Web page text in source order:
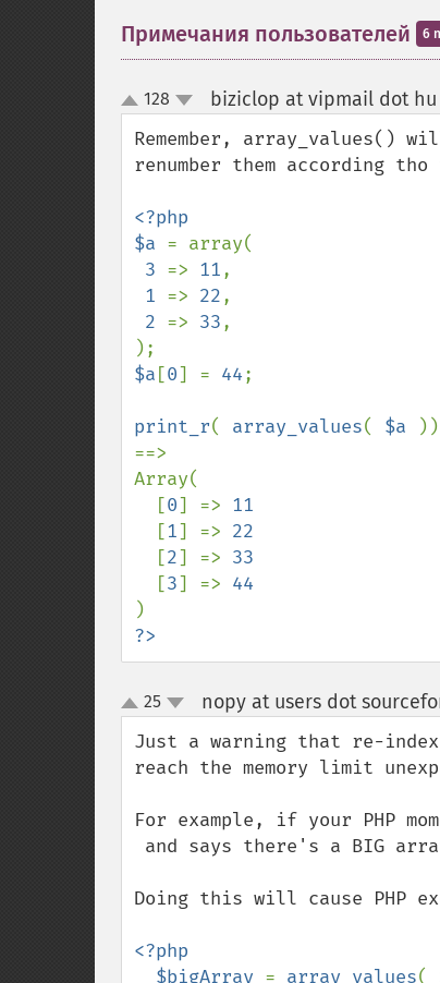
Примечания пользователей 6
up
down
128 biziclop at vipmail dot hu
Remember,
renumber them according
<?php
$a = array(
3 => 11,
1 => 22,
2 => 33,
$a [0] = 44;
print_r( array_values( $a
==>
Array(
  [
0] => 11
[1] => 22
[2] => 33
[3] =>
?>
up
down
25 nopy at users dot
Just a warning that re-
reach the memory limit
For example, if your PHP
Doing this will cause PHP
<?php
  $bigArray
= array_values(